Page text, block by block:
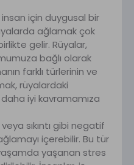
için duygusal bir
ağlamak çok
gelir. Rüyalar,
bağlı olarak
farklı türlerinin ve
rüyalardaki
iyi kavramamıza
sıkıntı gibi negatif
içerebilir. Bu tür
yaşanan stres